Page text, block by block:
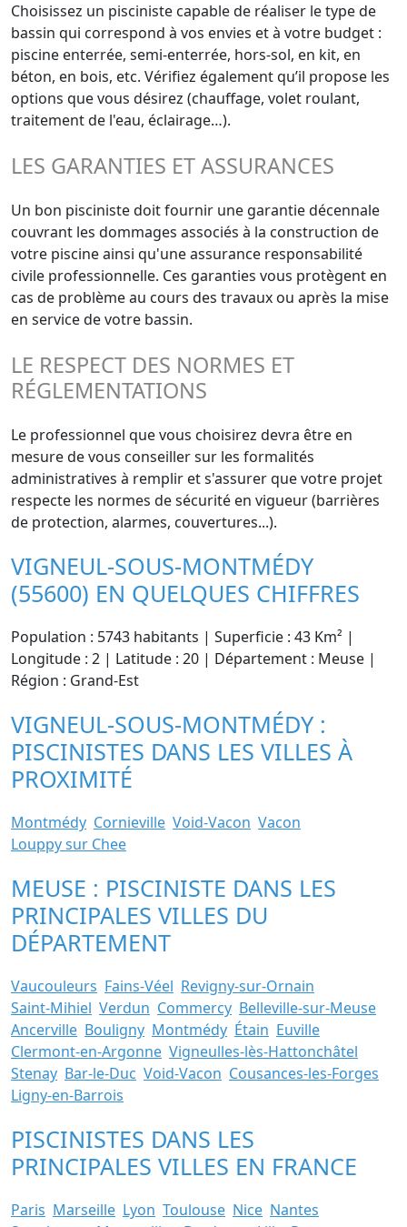
Choisissez un pisciniste capable de réaliser le type de
bassin qui correspond à vos envies et à votre budget :
piscine enterrée, semi-enterrée, hors-sol, en kit, en
béton, en bois, etc. Vérifiez également qu’il propose les
options que vous désirez (chauffage, volet roulant,
traitement de l'eau, éclairage…).
LES GARANTIES ET ASSURANCES
Un bon pisciniste doit fournir une garantie décennale
couvrant les dommages associés à la construction de
votre piscine ainsi qu'une assurance responsabilité
civile professionnelle. Ces garanties vous protègent en
cas de problème au cours des travaux ou après la mise
en service de votre bassin.
LE RESPECT DES NORMES ET
RÉGLEMENTATIONS
Le professionnel que vous choisirez devra être en
mesure de vous conseiller sur les formalités
administratives à remplir et s'assurer que votre projet
respecte les normes de sécurité en vigueur (barrières
de protection, alarmes, couvertures...).
VIGNEUL-SOUS-MONTMÉDY
(55600) EN QUELQUES CHIFFRES
Population : 5743 habitants | Superficie : 43 Km² |
Longitude : 2 | Latitude : 20 | Département : Meuse |
Région : Grand-Est
VIGNEUL-SOUS-MONTMÉDY :
PISCINISTES DANS LES VILLES À
PROXIMITÉ
Montmédy Cornieville Void-Vacon Vacon
Louppy sur Chee
MEUSE : PISCINISTE DANS LES
PRINCIPALES VILLES DU
DÉPARTEMENT
Vaucouleurs Fains-Véel Revigny-sur-Ornain
Saint-Mihiel Verdun Commercy Belleville-sur-Meuse
Ancerville Bouligny Montmédy Étain Euville
Clermont-en-Argonne Vigneulles-lès-Hattonchâtel
Stenay Bar-le-Duc Void-Vacon Cousances-les-Forges
Ligny-en-Barrois
PISCINISTES DANS LES
PRINCIPALES VILLES EN FRANCE
Paris Marseille Lyon Toulouse Nice Nantes